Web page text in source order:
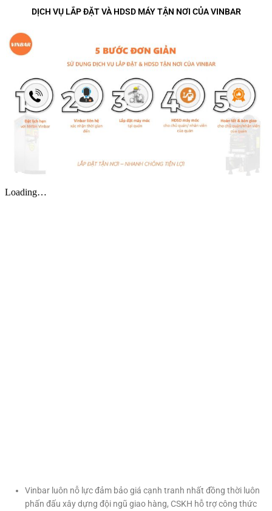
DỊCH VỤ LẮP ĐẶT VÀ HDSD MÁY TẬN NƠI CỦA VINBAR
Vinbar luôn nỗ lực đảm bảo giá cạnh tranh nhất đồng thời luôn
phấn đấu xây dựng đội ngũ giao hàng, CSKH hỗ trợ công thức